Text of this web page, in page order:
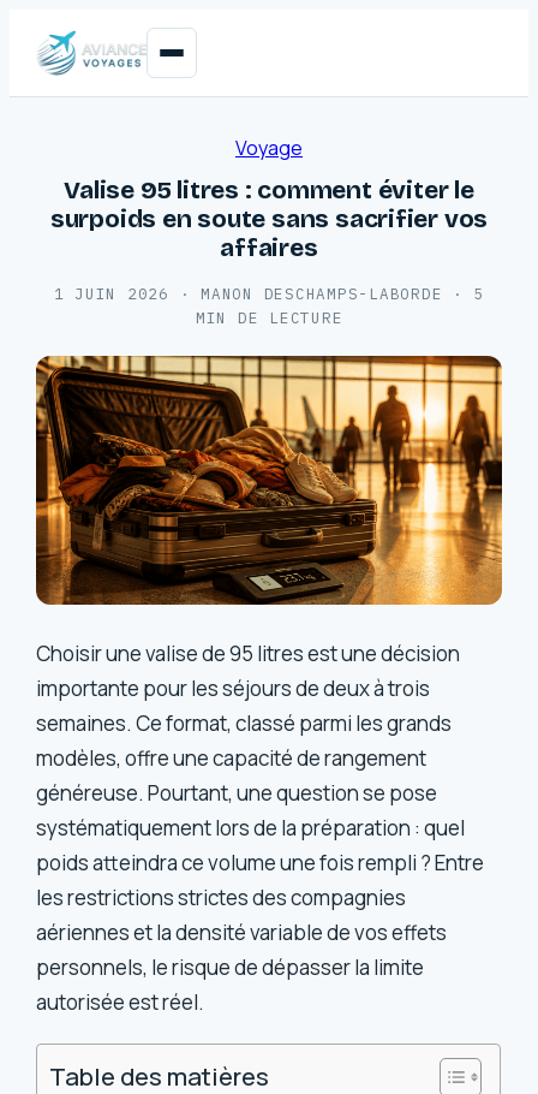
Voyage
Valise 95 litres : comment éviter le
surpoids en soute sans sacrifier vos
affaires
1 JUIN 2026 · MANON DESCHAMPS-LABORDE ·
5
MIN DE LECTURE
Choisir une valise de 95 litres est une décision
importante pour les séjours de deux à trois
semaines. Ce format, classé parmi les grands
modèles, offre une capacité de rangement
généreuse. Pourtant, une question se pose
systématiquement lors de la préparation : quel
poids atteindra ce volume une fois rempli ? Entre
les restrictions strictes des compagnies
aériennes et la densité variable de vos effets
personnels, le risque de dépasser la limite
autorisée est réel.
Table des matières